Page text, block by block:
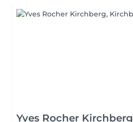
Yves Rocher Kirchberg